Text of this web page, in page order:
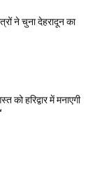
ने चुना देहरादून का
को हरिद्वार में मनाएगी